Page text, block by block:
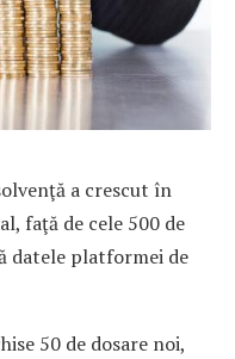
a crescut în
faţă de cele 500 de
datele platformei de
50 de dosare noi,